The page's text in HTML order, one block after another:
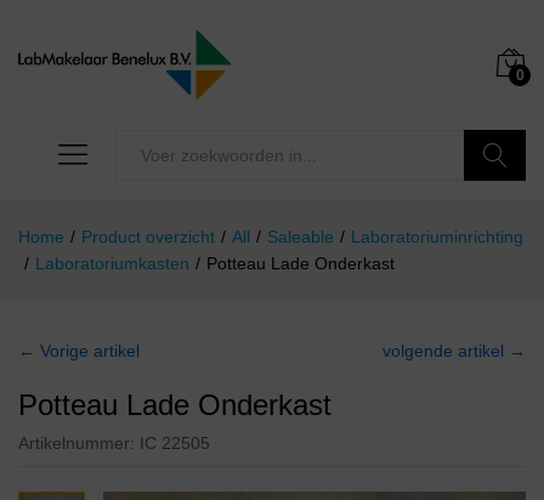
0
Home / Product overzicht / All / Saleable / Laboratoriuminrichting
/ Laboratoriumkasten / Potteau Lade Onderkast
← Vorige artikel volgende artikel →
Potteau Lade Onderkast
Artikelnummer: IC 22505